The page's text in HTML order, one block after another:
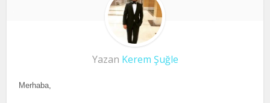
Yazan Kerem Şuğle
Merhaba,